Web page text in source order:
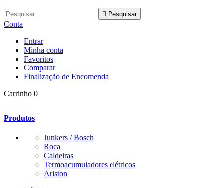
 Pesquisar
Conta
Entrar
Minha conta
Favoritos
Comparar
Finalização de Encomenda
Carrinho 0
Produtos
Junkers / Bosch
Roca
Caldeiras
Termoacumuladores elétricos
Ariston